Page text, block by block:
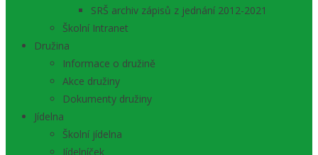
SRŠ archiv zápisů z jednání 2012-2021
Školní Intranet
Družina
Informace o družině
Akce družiny
Dokumenty družiny
Jídelna
Školní jídelna
Jídelníček